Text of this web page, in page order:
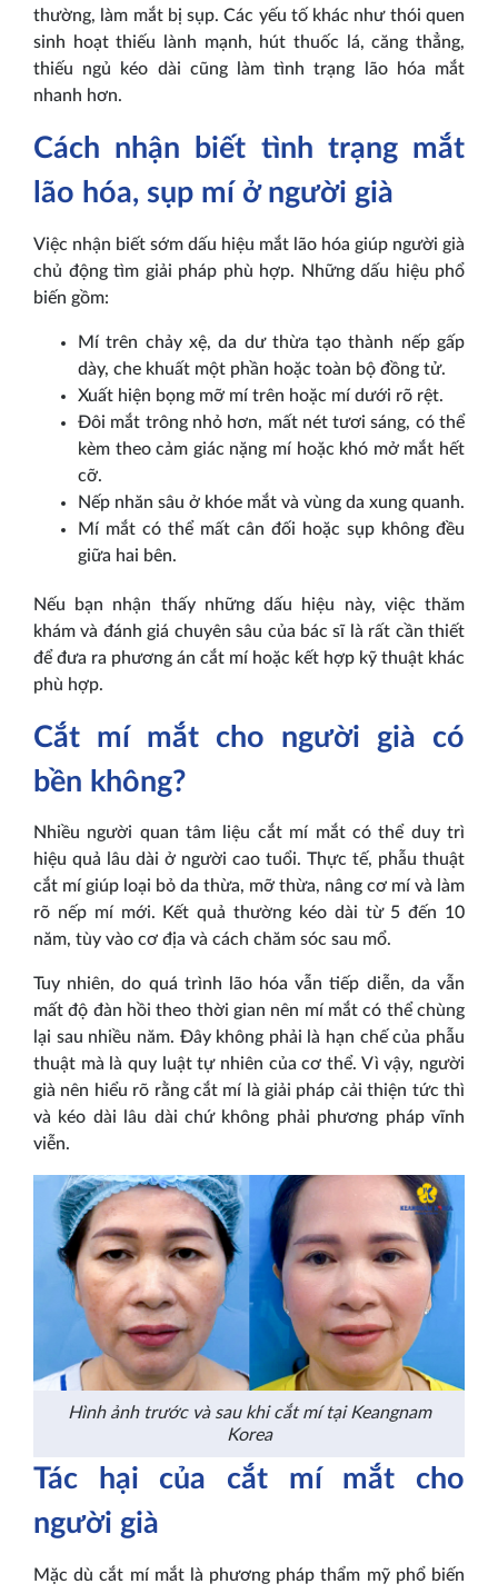
thường, làm mắt bị sụp. Các yếu tố khác như thói quen
sinh hoạt thiếu lành mạnh, hút thuốc lá, căng thẳng,
thiếu ngủ kéo dài cũng làm tình trạng lão hóa mắt
nhanh hơn.
Cách nhận biết tình trạng mắt
lão hóa, sụp mí ở người già
Việc nhận biết sớm dấu hiệu mắt lão hóa giúp người già
chủ động tìm giải pháp phù hợp. Những dấu hiệu phổ
biến gồm:
Mí trên chảy xệ, da dư thừa tạo thành nếp gấp
dày, che khuất một phần hoặc toàn bộ đồng tử.
Xuất hiện bọng mỡ mí trên hoặc mí dưới rõ rệt.
Đôi mắt trông nhỏ hơn, mất nét tươi sáng, có thể
kèm theo cảm giác nặng mí hoặc khó mở mắt hết
cỡ.
Nếp nhăn sâu ở khóe mắt và vùng da xung quanh.
Mí mắt có thể mất cân đối hoặc sụp không đều
giữa hai bên.
Nếu bạn nhận thấy những dấu hiệu này, việc thăm
khám và đánh giá chuyên sâu của bác sĩ là rất cần thiết
để đưa ra phương án cắt mí hoặc kết hợp kỹ thuật khác
phù hợp.
Cắt mí mắt cho người già có
bền không?
Nhiều người quan tâm liệu cắt mí mắt có thể duy trì
hiệu quả lâu dài ở người cao tuổi. Thực tế, phẫu thuật
cắt mí giúp loại bỏ da thừa, mỡ thừa, nâng cơ mí và làm
rõ nếp mí mới. Kết quả thường kéo dài từ 5 đến 10
năm, tùy vào cơ địa và cách chăm sóc sau mổ.
Tuy nhiên, do quá trình lão hóa vẫn tiếp diễn, da vẫn
mất độ đàn hồi theo thời gian nên mí mắt có thể chùng
lại sau nhiều năm. Đây không phải là hạn chế của phẫu
thuật mà là quy luật tự nhiên của cơ thể. Vì vậy, người
già nên hiểu rõ rằng cắt mí là giải pháp cải thiện tức thì
và kéo dài lâu dài chứ không phải phương pháp vĩnh
viễn.
Hình ảnh trước và sau khi cắt mí tại Keangnam
Korea
Tác hại của cắt mí mắt cho
người già
Mặc dù cắt mí mắt là phương pháp thẩm mỹ phổ biến